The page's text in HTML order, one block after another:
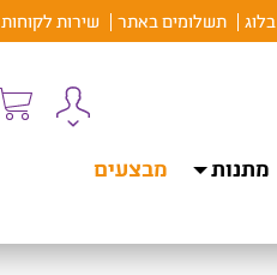
בלוג תשלומים באתר שירות לקוחות
מתנות
מבצעים